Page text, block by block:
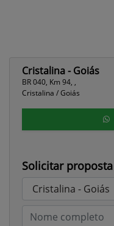
Cristalina - Goiás
BR 040, Km 94, ,
Cristalina / Goiás
Solicitar proposta